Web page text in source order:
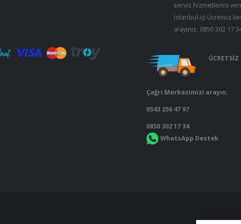
servis hizmetlerini
İstanbul içi Ücretsiz
arayınız. 0850 302 17
ÜCRETSİZ
Çağrı Merkezimizi arayın:
0543 256 47 97
0850 302 17 34
WhatsApp Destek